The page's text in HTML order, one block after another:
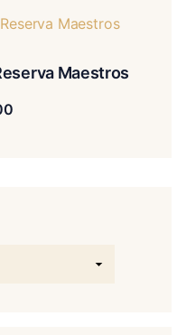
Maestros